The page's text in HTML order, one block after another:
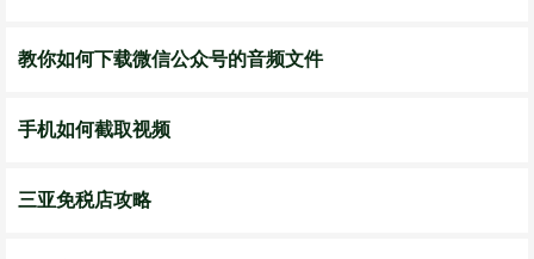
教你如何下载微信公众号的音频文件
手机如何截取视频
三亚免税店攻略